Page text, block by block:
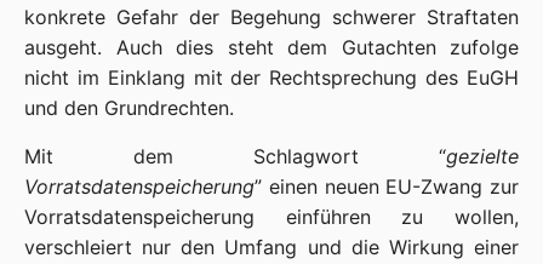
konkrete Gefahr der Begehung schwerer Straftaten
ausgeht. Auch dies steht dem Gutachten zufolge
nicht im Einklang mit der Rechtsprechung des EuGH
und den Grundrechten.
Mit dem Schlagwort “gezielte
Vorratsdatenspeicherung” einen neuen EU-Zwang zur
Vorratsdatenspeicherung einführen zu wollen,
verschleiert nur den Umfang und die Wirkung einer